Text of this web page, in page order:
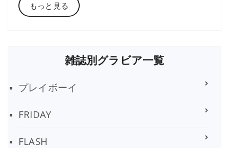
もっと見る
雑誌別グラビア一覧
プレイボーイ
FRIDAY
FLASH